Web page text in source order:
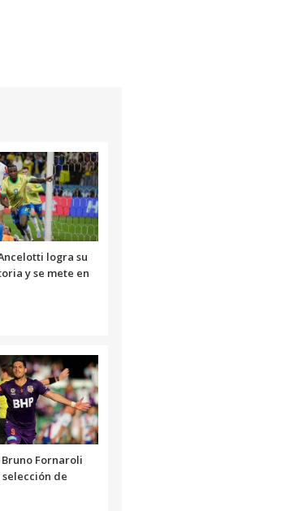
logra su
y se mete en
Fornaroli
de